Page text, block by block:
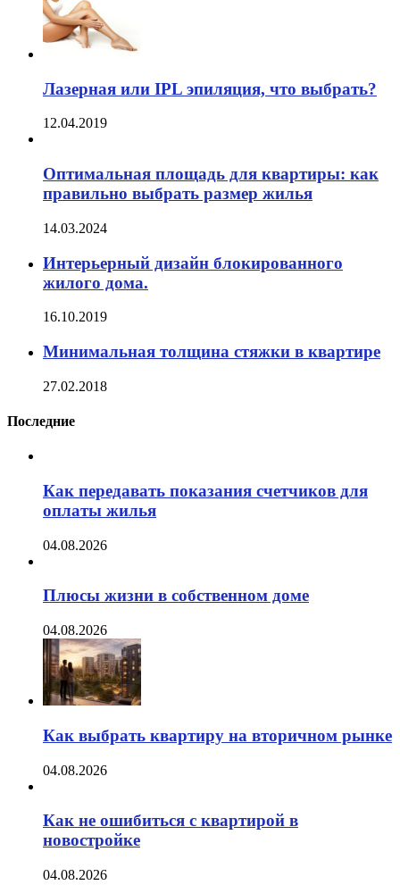
Лазерная или IPL эпиляция, что выбрать?
12.04.2019
Оптимальная площадь для квартиры: как
правильно выбрать размер жилья
14.03.2024
Интерьерный дизайн блокированного
жилого дома.
16.10.2019
Минимальная толщина стяжки в квартире
27.02.2018
Последние
Как передавать показания счетчиков для
оплаты жилья
04.08.2026
Плюсы жизни в собственном доме
04.08.2026
Как выбрать квартиру на вторичном рынке
04.08.2026
Как не ошибиться с квартирой в
новостройке
04.08.2026